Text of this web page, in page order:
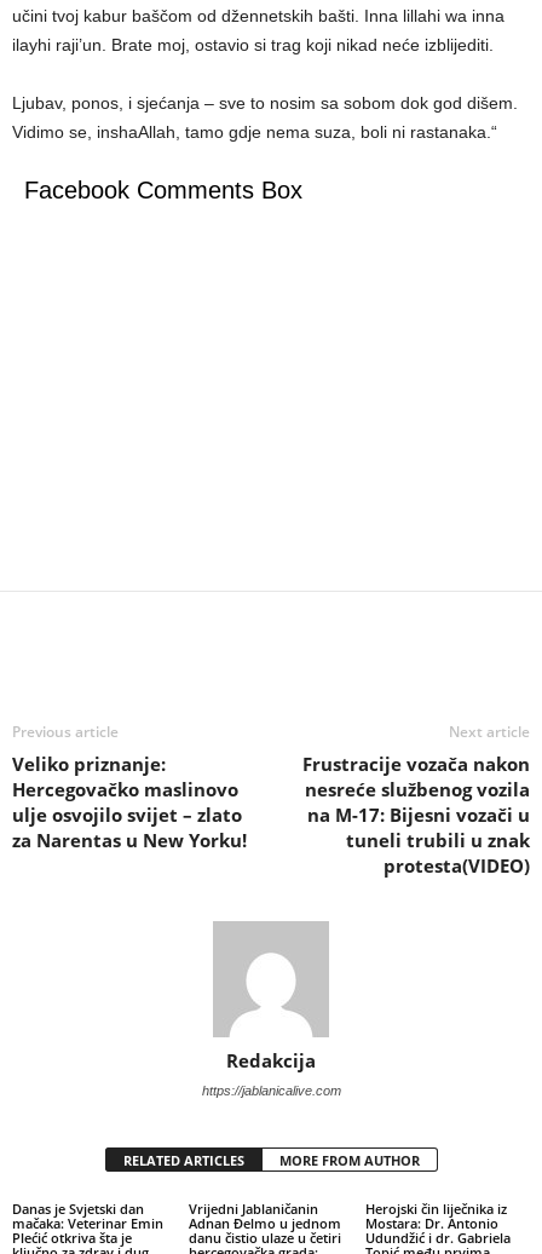
učini tvoj kabur baščom od džennetskih bašti. Inna lillahi wa inna
ilayhi raji’un. Brate moj, ostavio si trag koji nikad neće izblijediti.
Ljubav, ponos, i sjećanja – sve to nosim sa sobom dok god dišem.
Vidimo se, inshaAllah, tamo gdje nema suza, boli ni rastanaka.“
Facebook Comments Box
Previous article
Veliko priznanje:
Hercegovačko maslinovo
ulje osvojilo svijet – zlato
za Narentas u New Yorku!
Next article
Frustracije vozača nakon
nesreće službenog vozila
na M-17: Bijesni vozači u
tuneli trubili u znak
protesta(VIDEO)
Redakcija
https://jablanicalive.com
RELATED ARTICLES MORE FROM AUTHOR
Danas je Svjetski dan
mačaka: Veterinar Emin
Plećić otkriva šta je
Vrijedni Jablaničanin
Adnan Đelmo u jednom
danu čistio ulaze u četiri
Herojski čin liječnika iz
Mostara: Dr. Antonio
Udundžić i dr. Gabriela